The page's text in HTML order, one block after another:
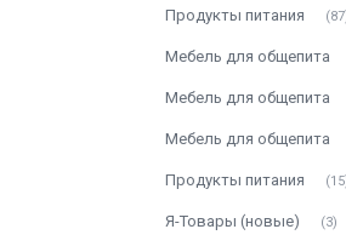
Продукты питания 87
Мебель для общепита
Мебель для общепита
Мебель для общепита
Продукты питания 15
Я-Товары (новые) 3